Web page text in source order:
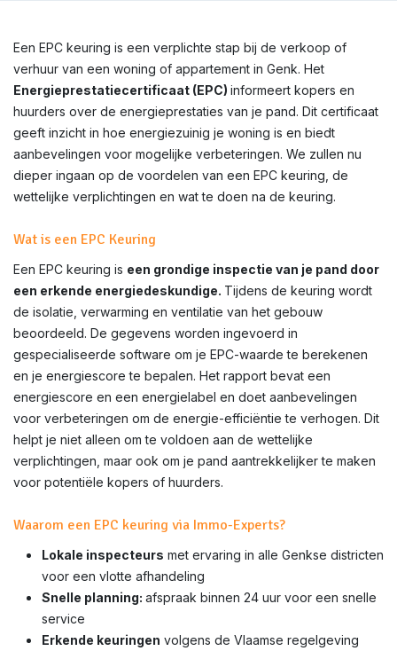
Een EPC keuring is een verplichte stap bij de verkoop of
verhuur van een woning of appartement in Genk. Het
Energieprestatiecertificaat (EPC) informeert kopers en
huurders over de energieprestaties van je pand. Dit certificaat
geeft inzicht in hoe energiezuinig je woning is en biedt
aanbevelingen voor mogelijke verbeteringen. We zullen nu
dieper ingaan op de voordelen van een EPC keuring, de
wettelijke verplichtingen en wat te doen na de keuring.
Wat is een EPC Keuring
Een EPC keuring is een grondige inspectie van je pand door
een erkende energiedeskundige. Tijdens de keuring wordt
de isolatie, verwarming en ventilatie van het gebouw
beoordeeld. De gegevens worden ingevoerd in
gespecialiseerde software om je EPC-waarde te berekenen
en je energiescore te bepalen. Het rapport bevat een
energiescore en een energielabel en doet aanbevelingen
voor verbeteringen om de energie-efficiëntie te verhogen. Dit
helpt je niet alleen om te voldoen aan de wettelijke
verplichtingen, maar ook om je pand aantrekkelijker te maken
voor potentiële kopers of huurders.
Waarom een EPC keuring via Immo-Experts?
Lokale inspecteurs met ervaring in alle Genkse districten
voor een vlotte afhandeling
Snelle planning: afspraak binnen 24 uur voor een snelle
service
Erkende keuringen volgens de Vlaamse regelgeving